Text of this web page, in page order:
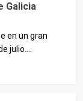
Galicia
en un gran
julio....